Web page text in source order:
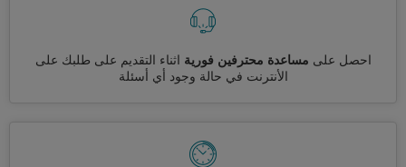
احصل على مساعدة محترفين فورية اثناء التقديم على طلبك على
الأنترنت في حالة وجود أي أسئلة